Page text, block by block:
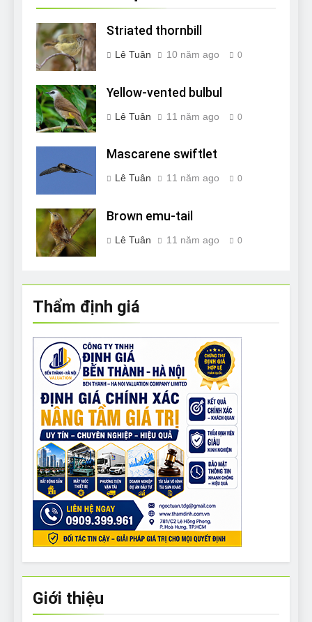
Striated thornbill
Lê Tuân 10 năm ago 0
Yellow-vented bulbul
Lê Tuân 11 năm ago 0
Mascarene swiftlet
Lê Tuân 11 năm ago 0
Brown emu-tail
Lê Tuân 11 năm ago 0
Thẩm định giá
Giới thiệu